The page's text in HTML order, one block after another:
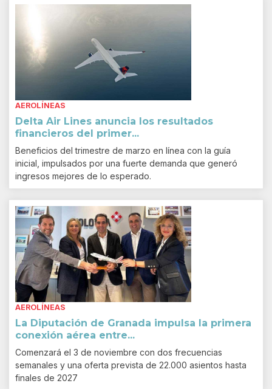
AEROLÍNEAS
Delta Air Lines anuncia los resultados
financieros del primer...
Beneficios del trimestre de marzo en línea con la guía
inicial, impulsados por una fuerte demanda que generó
ingresos mejores de lo esperado.
AEROLÍNEAS
La Diputación de Granada impulsa la primera
conexión aérea entre...
Comenzará el 3 de noviembre con dos frecuencias
semanales y una oferta prevista de 22.000 asientos hasta
finales de 2027